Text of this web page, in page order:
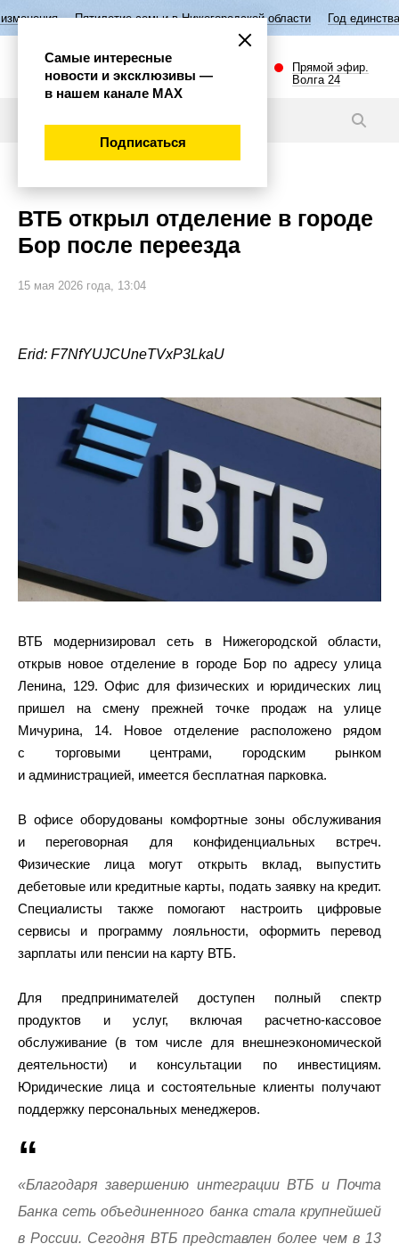
Пятилетие семьи в Нижегородской области Год единства народов
Прямой эфир.
Волга 24
ВТБ открыл отделение в городе
Бор после переезда
15 мая 2026 года, 13:04
Erid: F7NfYUJCUneTVxP3LkaU
ВТБ модернизировал сеть в Нижегородской области,
открыв новое отделение в городе Бор по адресу улица
Ленина, 129. Офис для физических и юридических лиц
пришел на смену прежней точке продаж на улице
Мичурина, 14. Новое отделение расположено рядом
с торговыми центрами, городским рынком
и администрацией, имеется бесплатная парковка.
В офисе оборудованы комфортные зоны обслуживания
и переговорная для конфиденциальных встреч.
Физические лица могут открыть вклад, выпустить
дебетовые или кредитные карты, подать заявку на кредит.
Специалисты также помогают настроить цифровые
сервисы и программу лояльности, оформить перевод
зарплаты или пенсии на карту ВТБ.
Для предпринимателей доступен полный спектр
продуктов и услуг, включая расчетно-кассовое
обслуживание (в том числе для внешнеэкономической
деятельности) и консультации по инвестициям.
Юридические лица и состоятельные клиенты получают
поддержку персональных менеджеров.
«Благодаря завершению интеграции ВТБ и Почта
Банка сеть объединенного банка стала крупнейшей
в России. Сегодня ВТБ представлен более чем в 13
Самые интересные
новости и эксклюзивы —
в нашем канале МАХ
Подписаться